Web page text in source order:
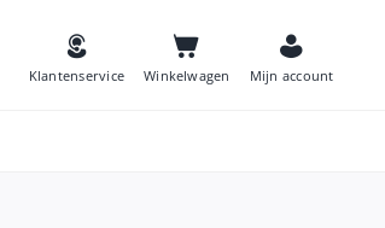
Klantenservice Winkelwagen Mijn account